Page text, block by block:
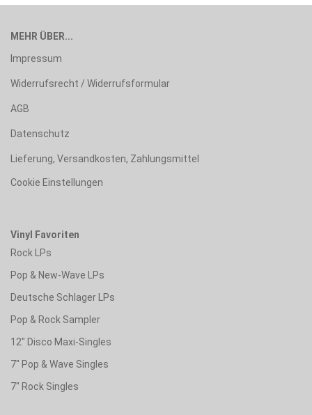
MEHR ÜBER...
Impressum
Widerrufsrecht / Widerrufsformular
AGB
Datenschutz
Lieferung, Versandkosten, Zahlungsmittel
Cookie Einstellungen
Vinyl Favoriten
Rock LPs
Pop & New-Wave LPs
Deutsche Schlager LPs
Pop & Rock Sampler
12" Disco Maxi-Singles
7" Pop & Wave Singles
7" Rock Singles